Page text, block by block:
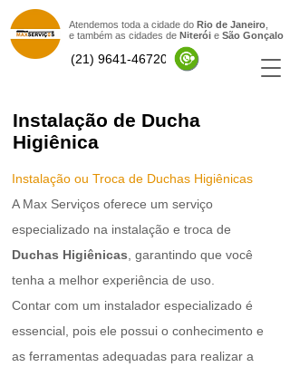
Atendemos toda a cidade do Rio de Janeiro
e também as cidades de Niterói e São Gonçalo
(21) 9641-46720
Instalação de Ducha
Higiênica
Instalação ou Troca de Duchas Higiênicas
A Max Serviços oferece um serviço
especializado na instalação e troca de
Duchas Higiênicas , garantindo que você
tenha a melhor experiência de uso.
Contar com um instalador especializado é
essencial, pois ele possui o conhecimento e
as ferramentas adequadas para realizar a